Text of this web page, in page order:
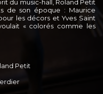
du music-hall, Roland Petit
de son époque : Maurice
les décors et Yves Saint
« colorés comme les
Petit